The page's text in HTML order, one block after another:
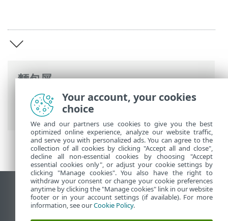
麵包屑
ESET 線上說明>ESET NOD32 Antivirus>
ESET NOD32 Antivirus
檢視桌面網站
End of Life
Your account, your cookies
choice
We and our partners use cookies to give you the best
optimized online experience, analyze our website traffic,
and serve you with personalized ads. You can agree to the
collection of all cookies by clicking "Accept all and close",
decline all non-essential cookies by choosing "Accept
essential cookies only", or adjust your cookie settings by
clicking "Manage cookies". You also have the right to
withdraw your consent or change your cookie preferences
anytime by clicking the "Manage cookies" link in our website
footer or in your account settings (if available). For more
information, see ourCookie Policy.